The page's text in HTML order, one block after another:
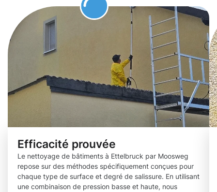
Efficacité prouvée
Le nettoyage de bâtiments à Ettelbruck par Moosweg
repose sur des méthodes spécifiquement conçues pour
chaque type de surface et degré de salissure. En utilisant
une combinaison de pression basse et haute, nous